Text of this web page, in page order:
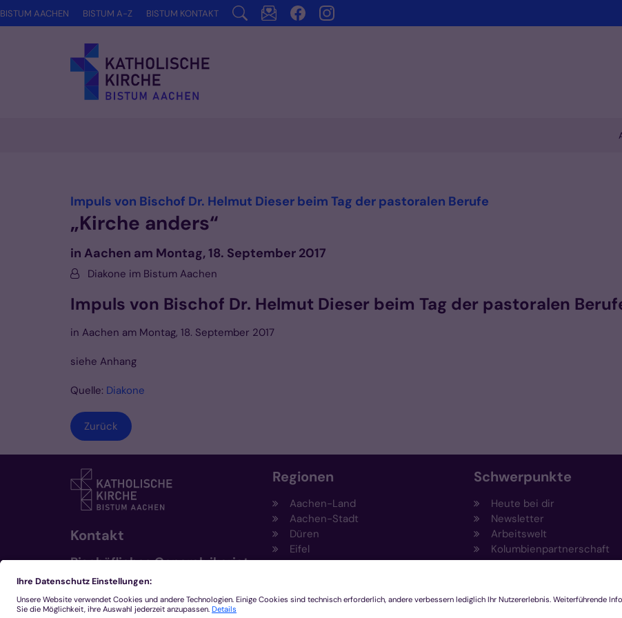
Zum Inhalt springen
BISTUM AACHEN BISTUM A-Z BISTUM KONTAKT
Impuls von Bischof Dr. Helmut Dieser beim Tag der pastoralen Berufe
„Kirche anders“
in Aachen am Montag, 18. September 2017
Von:Diakone im Bistum Aachen
Impuls von Bischof Dr. Helmut Dieser beim Tag der pastoralen
in Aachen am Montag, 18. September 2017
siehe Anhang
Quelle: Diakone
Zurück
Kontakt
Bischöfliches Generalvikariat
Aachen
+49 241 452-0
kommunikation@bistum-
Regionen
Aachen-Land
Aachen-Stadt
Düren
Eifel
Heinsberg
Krefeld
Schwerpunkte
Heute bei dir
Newsletter
Arbeitswelt
Kolumbienpartnerschaft
Umweltportal
Fundraising